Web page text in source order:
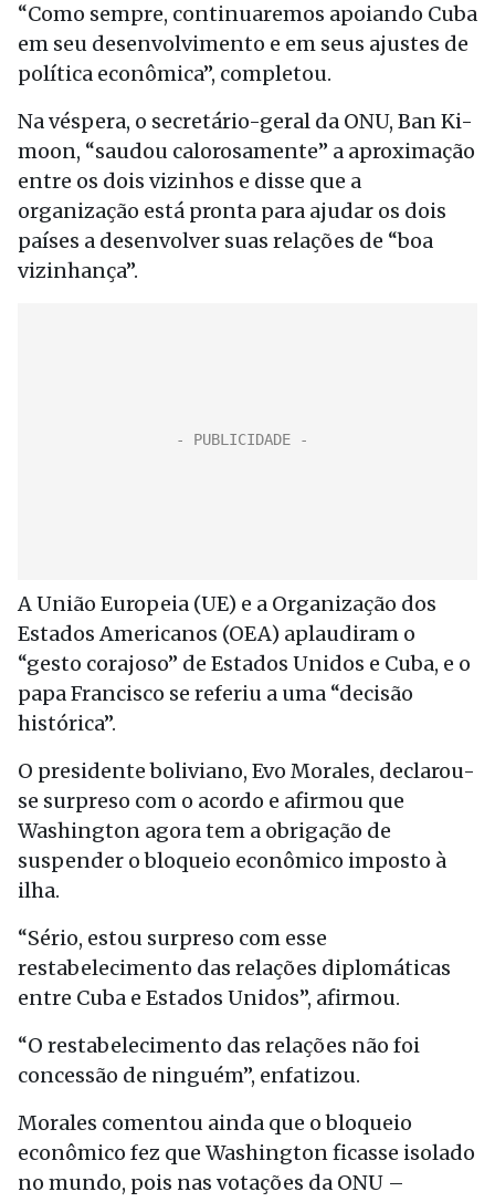
“Como sempre, continuaremos apoiando Cuba
em seu desenvolvimento e em seus ajustes de
política econômica”, completou.
Na véspera, o secretário-geral da ONU, Ban Ki-
moon, “saudou calorosamente” a aproximação
entre os dois vizinhos e disse que a
organização está pronta para ajudar os dois
países a desenvolver suas relações de “boa
vizinhança”.
A União Europeia (UE) e a Organização dos
Estados Americanos (OEA) aplaudiram o
“gesto corajoso” de Estados Unidos e Cuba, e o
papa Francisco se referiu a uma “decisão
histórica”.
O presidente boliviano, Evo Morales, declarou-
se surpreso com o acordo e afirmou que
Washington agora tem a obrigação de
suspender o bloqueio econômico imposto à
ilha.
“Sério, estou surpreso com esse
restabelecimento das relações diplomáticas
entre Cuba e Estados Unidos”, afirmou.
“O restabelecimento das relações não foi
concessão de ninguém”, enfatizou.
Morales comentou ainda que o bloqueio
econômico fez que Washington ficasse isolado
no mundo, pois nas votações da ONU –